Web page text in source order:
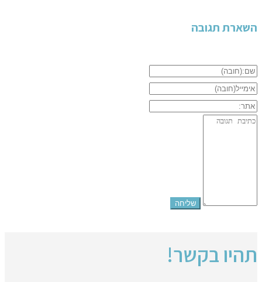
השארת תגובה
תהיו בקשר!